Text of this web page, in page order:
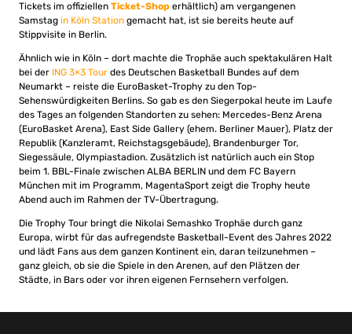
Tickets im offiziellen Ticket-Shop erhältlich) am vergangenen
Samstag in Köln Station gemacht hat, ist sie bereits heute auf
Stippvisite in Berlin.
Ähnlich wie in Köln – dort machte die Trophäe auch spektakulären Halt
bei der ING 3×3 Tour des Deutschen Basketball Bundes auf dem
Neumarkt – reiste die EuroBasket-Trophy zu den Top-
Sehenswürdigkeiten Berlins. So gab es den Siegerpokal heute im Laufe
des Tages an folgenden Standorten zu sehen: Mercedes-Benz Arena
(EuroBasket Arena), East Side Gallery (ehem. Berliner Mauer), Platz der
Republik (Kanzleramt, Reichstagsgebäude), Brandenburger Tor,
Siegessäule, Olympiastadion. Zusätzlich ist natürlich auch ein Stop
beim 1. BBL-Finale zwischen ALBA BERLIN und dem FC Bayern
München mit im Programm, MagentaSport zeigt die Trophy heute
Abend auch im Rahmen der TV-Übertragung.
Die Trophy Tour bringt die Nikolai Semashko Trophäe durch ganz
Europa, wirbt für das aufregendste Basketball-Event des Jahres 2022
und lädt Fans aus dem ganzen Kontinent ein, daran teilzunehmen –
ganz gleich, ob sie die Spiele in den Arenen, auf den Plätzen der
Städte, in Bars oder vor ihren eigenen Fernsehern verfolgen.